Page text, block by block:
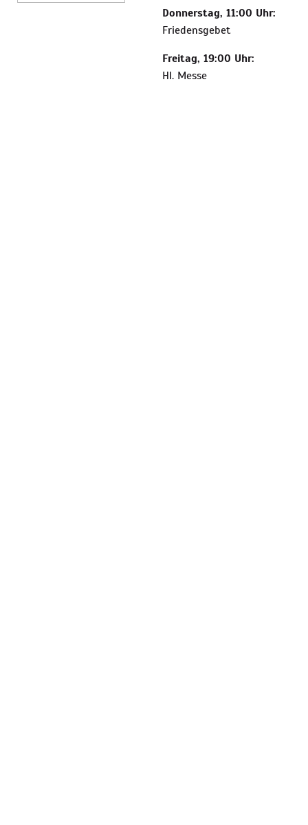
Donnerstag, 11:00 Uhr:
Friedensgebet
Freitag, 19:00 Uhr:
Hl. Messe